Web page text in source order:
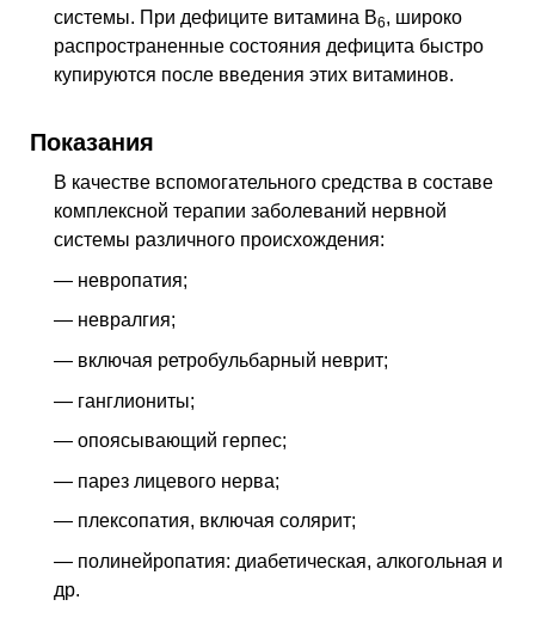
системы. При дефиците витамина В6, широко
распространенные состояния дефицита быстро
купируются после введения этих витаминов.
Показания
В качестве вспомогательного средства в составе
комплексной терапии заболеваний нервной
системы различного происхождения:
— невропатия;
— невралгия;
— включая ретробульбарный неврит;
— ганглиониты;
— опоясывающий герпес;
— парез лицевого нерва;
— плексопатия, включая солярит;
— полинейропатия: диабетическая, алкогольная и
др.